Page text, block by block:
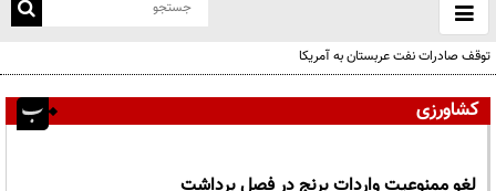
باز
و
توقف صادرات نفت عربستان به آمریکا
کشاورزی